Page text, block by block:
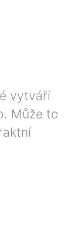
vytváří
Může to